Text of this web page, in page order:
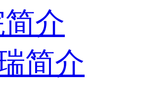
简介
简介